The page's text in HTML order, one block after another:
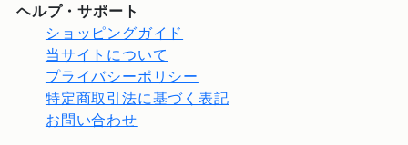
ヘルプ・サポート
ショッピングガイド
当サイトについて
プライバシーポリシー
特定商取引法に基づく表記
お問い合わせ